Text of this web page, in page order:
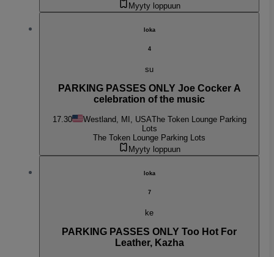
Myyty loppuun
loka
4
su
PARKING PASSES ONLY Joe Cocker A
celebration of the music
17.30 Westland, MI, USAThe Token Lounge Parking
Lots
The Token Lounge Parking Lots
Myyty loppuun
loka
7
ke
PARKING PASSES ONLY Too Hot For
Leather, Kazha